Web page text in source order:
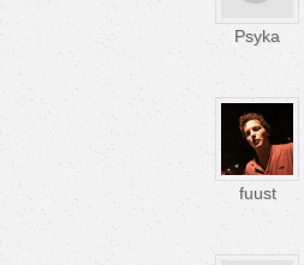
Psyka
fuust